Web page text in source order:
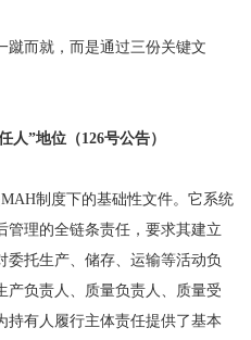
而就，而是通过三份关键文
人”地位（126号公告）
制度下的基础性文件。它系统
管理的全链条责任，要求其建立
委托生产、储存、运输等活动负
产负责人、质量负责人、质量受
持有人履行主体责任提供了基本